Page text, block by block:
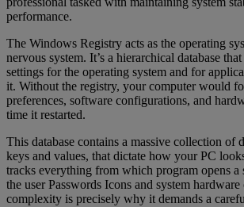
performance.
The Windows Registry acts as the operating
nervous system. It’s a hierarchical database
settings for the operating system and for
it. Without the registry, your computer would
preferences, software configurations, and
time it restarted.
This database contains a massive collection of
keys and values, that dictate how your PC
tracks everything from which program opens
the user Passwords Icons and system
complexity is precisely why it demands a